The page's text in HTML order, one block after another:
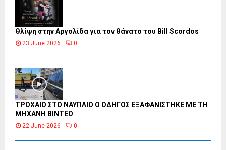
Θλίψη στην Αργολίδα για τον θάνατο του Bill Scordos
23 June 2026 0
ΤΡΟΧΑΙΟ ΣΤΟ ΝΑΥΠΛΙΟ Ο ΟΔΗΓΟΣ ΕΞΑΦΑΝΙΣΤΗΚΕ ΜΕ ΤΗ
ΜΗΧΑΝΗ ΒΙΝΤΕΟ
22 June 2026 0